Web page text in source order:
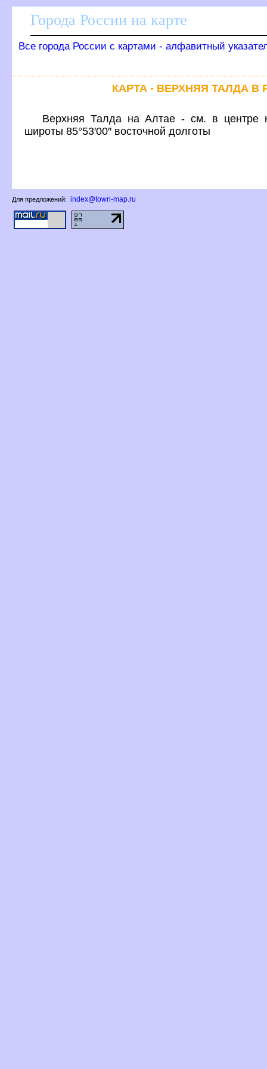
Города России на карте
се города России с картами - алфавитный
КАРТА - ВЕРХНЯЯ ТАЛДА В
ерхняя Талда на Алтае - см. в центре
широты 85°53′00″ восточной долготы
Для предложений: index@town-map.ru